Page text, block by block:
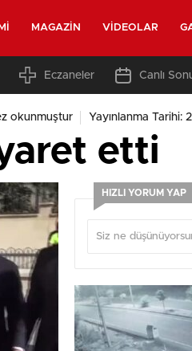
MAGAZIN VIDEOLAR
Eczaneler Canlı
okunmuştur Yayınlanma
etti
HIZLI YORUM YAP